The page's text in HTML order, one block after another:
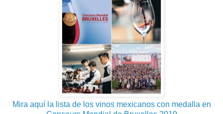
Mira aquí la lista de los vinos mexicanos con medalla en